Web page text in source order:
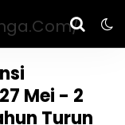
Mei - 2
Turun